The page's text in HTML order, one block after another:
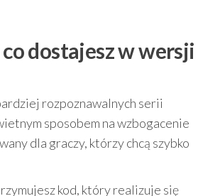
dostajesz w wersji
rozpoznawalnych serii
sposobem na wzbogacenie
dla graczy, którzy chcą szybko
kod, który realizuje się